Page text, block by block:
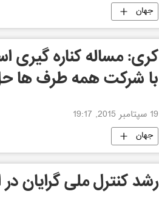
جهان
کری: مساله کناره گیری
با شرکت همه طرف ها
19 سپتامبر 2015, 19:17
جهان
رشد کنترل ملی گرایان در